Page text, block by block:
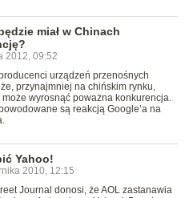
miał w Chinach
2012, 09:52
urządzeń przenośnych
przynajmniej na chińskim rynku,
wyrosnąć poważna konkurencja.
są reakcją Google’a na
Yahoo!
2010, 12:15
Journal donosi, że AOL zastanawia